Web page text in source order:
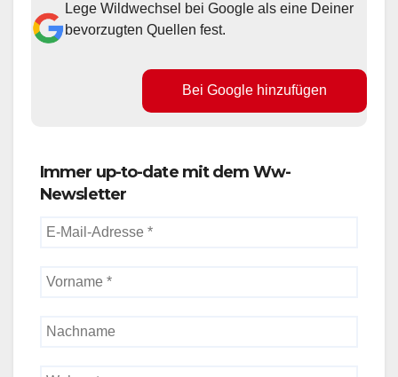
Lege Wildwechsel bei Google als eine Deiner
bevorzugten Quellen fest.
Bei Google hinzufügen
Immer up-to-date mit dem Ww-
Newsletter